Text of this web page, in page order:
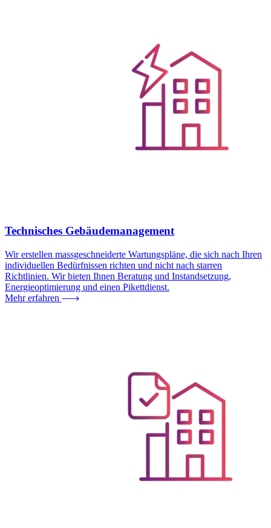
Technisches Gebäudemanagement
Wir erstellen massgeschneiderte Wartungspläne, die sich nach Ihren
individuellen Bedürfnissen richten und nicht nach starren
Richtlinien. Wir bieten Ihnen Beratung und Instandsetzung,
Energieoptimierung und einen Pikettdienst.
Mehr erfahren